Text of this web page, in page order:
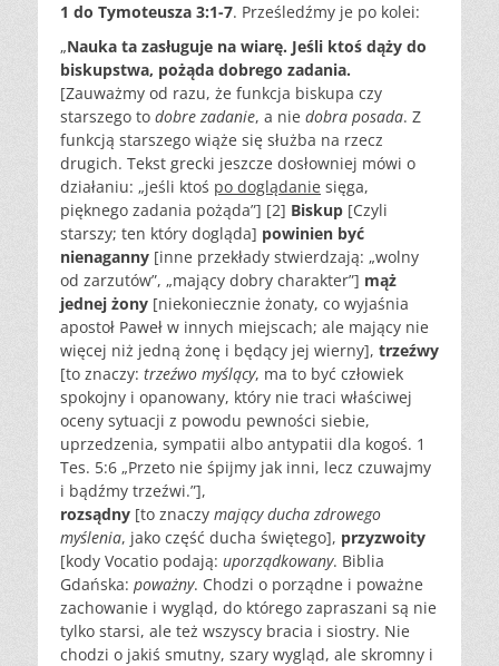
1 do Tymoteusza 3:1-7. Prześledźmy je po kolei:
„Nauka ta zasługuje na wiarę. Jeśli ktoś dąży do
biskupstwa, pożąda dobrego zadania.
[Zauważmy od razu, że funkcja biskupa czy
starszego to dobre zadanie, a nie dobra posada. Z
funkcją starszego wiąże się służba na rzecz
drugich. Tekst grecki jeszcze dosłowniej mówi o
działaniu: „jeśli ktoś po doglądanie sięga,
pięknego zadania pożąda”] [2] Biskup [Czyli
starszy; ten który dogląda] powinien być
nienaganny [inne przekłady stwierdzają: „wolny
od zarzutów”, „mający dobry charakter”] mąż
jednej żony [niekoniecznie żonaty, co wyjaśnia
apostoł Paweł w innych miejscach; ale mający nie
więcej niż jedną żonę i będący jej wierny], trzeźwy
[to znaczy: trzeźwo myślący, ma to być człowiek
spokojny i opanowany, który nie traci właściwej
oceny sytuacji z powodu pewności siebie,
uprzedzenia, sympatii albo antypatii dla kogoś. 1
Tes. 5:6 „Przeto nie śpijmy jak inni, lecz czuwajmy
i bądźmy trzeźwi.”],
rozsądny [to znaczy mający ducha zdrowego
myślenia, jako część ducha świętego], przyzwoity
[kody Vocatio podają: uporządkowany. Biblia
Gdańska: poważny. Chodzi o porządne i poważne
zachowanie i wygląd, do którego zapraszani są nie
tylko starsi, ale też wszyscy bracia i siostry. Nie
chodzi o jakiś smutny, szary wygląd, ale skromny i